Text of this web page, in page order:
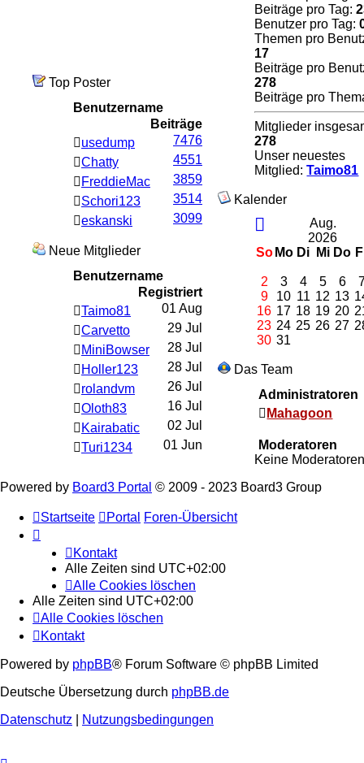
Top Poster
Benutzername
Beiträge
usedump
7476
Chatty
4551
FreddieMac
3859
Schori123
3514
eskanski
3099
Neue Mitglieder
Benutzername
Registriert
Taimo81
01 Aug
Carvetto
29 Jul
MiniBowser
28 Jul
Holler123
28 Jul
rolandvm
26 Jul
Oloth83
16 Jul
Kairabatic
02 Jul
Turi1234
01 Jun
Beiträge pro Tag:
Benutzer pro Tag:
Themen pro
17
Beiträge pro
278
Beiträge pro
Mitglieder
278
Unser neuestes
Mitglied:Taimo81
Kalender
Aug.
2026
So Mo Di Mi Do
2 3 4 5 6
9
10 11 12 13
16 17 18 19 20
23 24 25 26 27
30 31
Das Team
Administratoren
Mahagoon
Moderatoren
Keine
Powered by Board3 Portal © 2009 - 2023 Board3 Group
Startseite Portal Foren-Übersicht
Kontakt
Alle Zeiten sind UTC+02:00
Alle Cookies löschen
Alle Zeiten sind UTC+02:00
Alle Cookies löschen
Kontakt
Powered by phpBB® Forum Software © phpBB Limited
Deutsche Übersetzung durch phpBB.de
Datenschutz
Nutzungsbedingungen